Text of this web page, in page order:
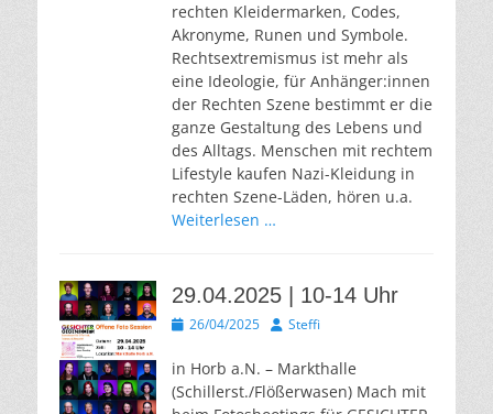
rechten Kleidermarken, Codes,
Akronyme, Runen und Symbole.
Rechtsextremismus ist mehr als
eine Ideologie, für Anhänger:innen
der Rechten Szene bestimmt er die
ganze Gestaltung des Lebens und
des Alltags. Menschen mit rechtem
Lifestyle kaufen Nazi-Kleidung in
rechten Szene-Läden, hören u.a.
Weiterlesen …
29.04.2025 | 10-14 Uhr
Veröffentlicht
26/04/2025 AutorSteffi
in Horb a.N. – Markthalle
(Schillerst./Flößerwasen) Mach mit